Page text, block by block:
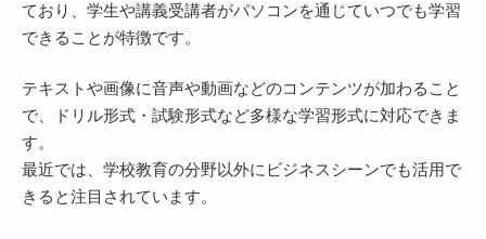
ており、学生や講義受講者がパソコンを通じていつでも学習
できることが特徴です。
テキストや画像に音声や動画などのコンテンツが加わること
で、ドリル形式・試験形式など多様な学習形式に対応できま
す。
最近では、学校教育の分野以外にビジネスシーンでも活用で
きると注目されています。